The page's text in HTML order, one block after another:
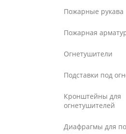
Пожарные рукава
Пожарная
Огнетушители
Подставки под
Кронштейны для
огнетушителей
Диафрагмы для